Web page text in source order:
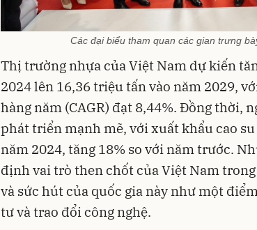
Các đại biểu tham quan các gian trưng
Thị trường nhựa của Việt Nam dự kiến
2024 lên 16,36 triệu tấn vào năm 2029,
hàng năm (CAGR) đạt 8,44%. Đồng thời,
phát triển mạnh mẽ, với xuất khẩu cao
năm 2024, tăng 18% so với năm trước.
định vai trò then chốt của Việt Nam
và sức hút của quốc gia này như một
tư và trao đổi công nghệ.